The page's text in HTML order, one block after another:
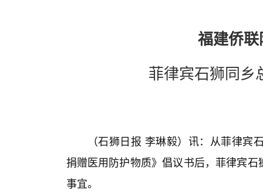
福建侨联
菲律宾石狮同乡
（石狮日报 李琳毅）讯： 从菲律宾
捐赠医用防护物质》倡议书后，菲律宾
事宜。